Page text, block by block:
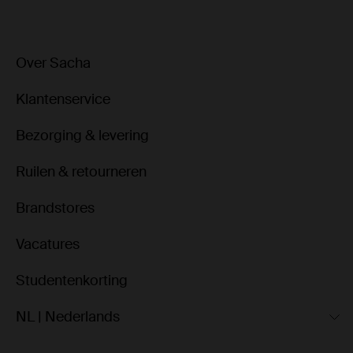
Over Sacha
Klantenservice
Bezorging & levering
Ruilen & retourneren
Brandstores
Vacatures
Studentenkorting
NL | Nederlands